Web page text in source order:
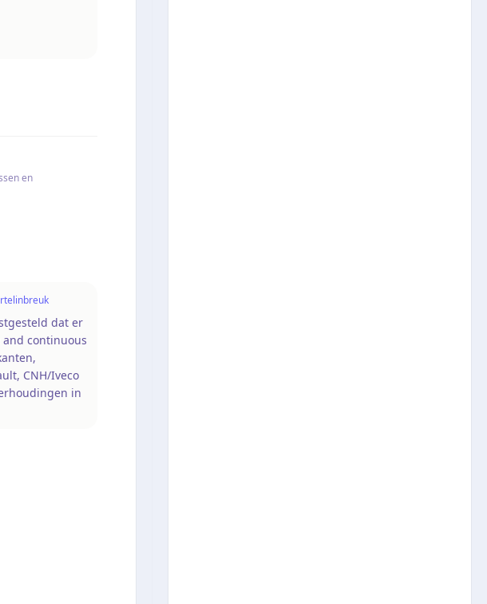
en
dat er
continuous
CNH/Iveco
in